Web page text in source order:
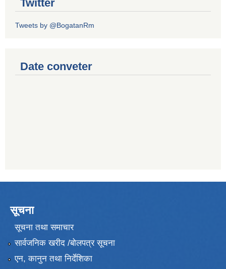
Twitter
Tweets by @BogatanRm
Date conveter
सूचना
सूचना तथा समाचार
सार्वजनिक खरीद /बोलपत्र सूचना
एन, कानुन तथा निर्देशिका